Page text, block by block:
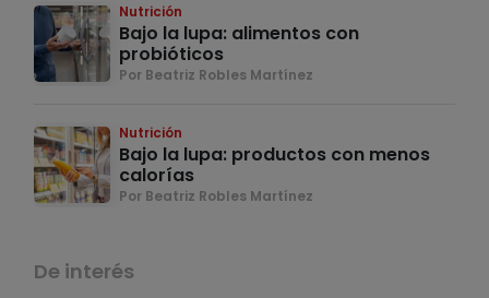
Nutrición
Bajo la lupa: alimentos con
probióticos
Por Beatriz Robles Martínez
Nutrición
Bajo la lupa: productos con menos
calorías
Por Beatriz Robles Martínez
De interés